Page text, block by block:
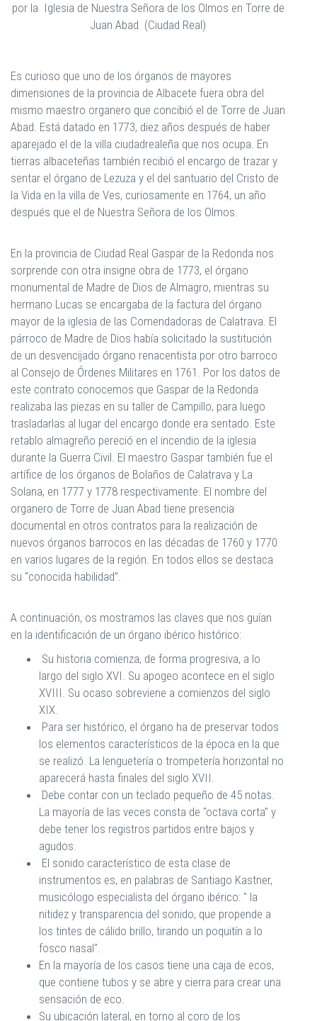
por la Iglesia de Nuestra Señora de los Olmos en Torre de
Juan Abad (Ciudad Real)
Es curioso que uno de los órganos de mayores
dimensiones de la provincia de Albacete fuera obra del
mismo maestro organero que concibió el de Torre de Juan
Abad. Está datado en 1773, diez años después de haber
aparejado el de la villa ciudadrealeña que nos ocupa. En
tierras albaceteñas también recibió el encargo de trazar y
sentar el órgano de Lezuza y el del santuario del Cristo de
la Vida en la villa de Ves, curiosamente en 1764, un año
después que el de Nuestra Señora de los Olmos.
En la provincia de Ciudad Real Gaspar de la Redonda nos
sorprende con otra insigne obra de 1773, el órgano
monumental de Madre de Dios de Almagro, mientras su
hermano Lucas se encargaba de la factura del órgano
mayor de la iglesia de las Comendadoras de Calatrava. El
párroco de Madre de Dios había solicitado la sustitución
de un desvencijado órgano renacentista por otro barroco
al Consejo de Órdenes Militares en 1761. Por los datos de
este contrato conocemos que Gaspar de la Redonda
realizaba las piezas en su taller de Campillo, para luego
trasladarlas al lugar del encargo donde era sentado. Este
retablo almagreño pereció en el incendio de la iglesia
durante la Guerra Civil. El maestro Gaspar también fue el
artífice de los órganos de Bolaños de Calatrava y La
Solana, en 1777 y 1778 respectivamente. El nombre del
organero de Torre de Juan Abad tiene presencia
documental en otros contratos para la realización de
nuevos órganos barrocos en las décadas de 1760 y 1770
en varios lugares de la región. En todos ellos se destaca
su “conocida habilidad”.
A continuación, os mostramos las claves que nos guían
en la identificación de un órgano ibérico histórico:
Su historia comienza, de forma progresiva, a lo
largo del siglo XVI. Su apogeo acontece en el siglo
XVIII. Su ocaso sobreviene a comienzos del siglo
XIX.
Para ser histórico, el órgano ha de preservar todos
los elementos característicos de la época en la que
se realizó. La lenguetería o trompetería horizontal no
aparecerá hasta finales del siglo XVII.
Debe contar con un teclado pequeño de 45 notas.
La mayoría de las veces consta de "octava corta" y
debe tener los registros partidos entre bajos y
agudos.
El sonido característico de esta clase de
instrumentos es, en palabras de Santiago Kastner,
musicólogo especialista del órgano ibérico: " la
nitidez y transparencia del sonido, que propende a
los tintes de cálido brillo, tirando un poquitín a lo
fosco nasal".
En la mayoría de los casos tiene una caja de ecos,
que contiene tubos y se abre y cierra para crear una
sensación de eco.
Su ubicación lateral, en torno al coro de los